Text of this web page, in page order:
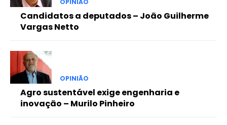
OPINIÃO
Candidatos a deputados – João Guilherme
Vargas Netto
OPINIÃO
Agro sustentável exige engenharia e
inovação – Murilo Pinheiro